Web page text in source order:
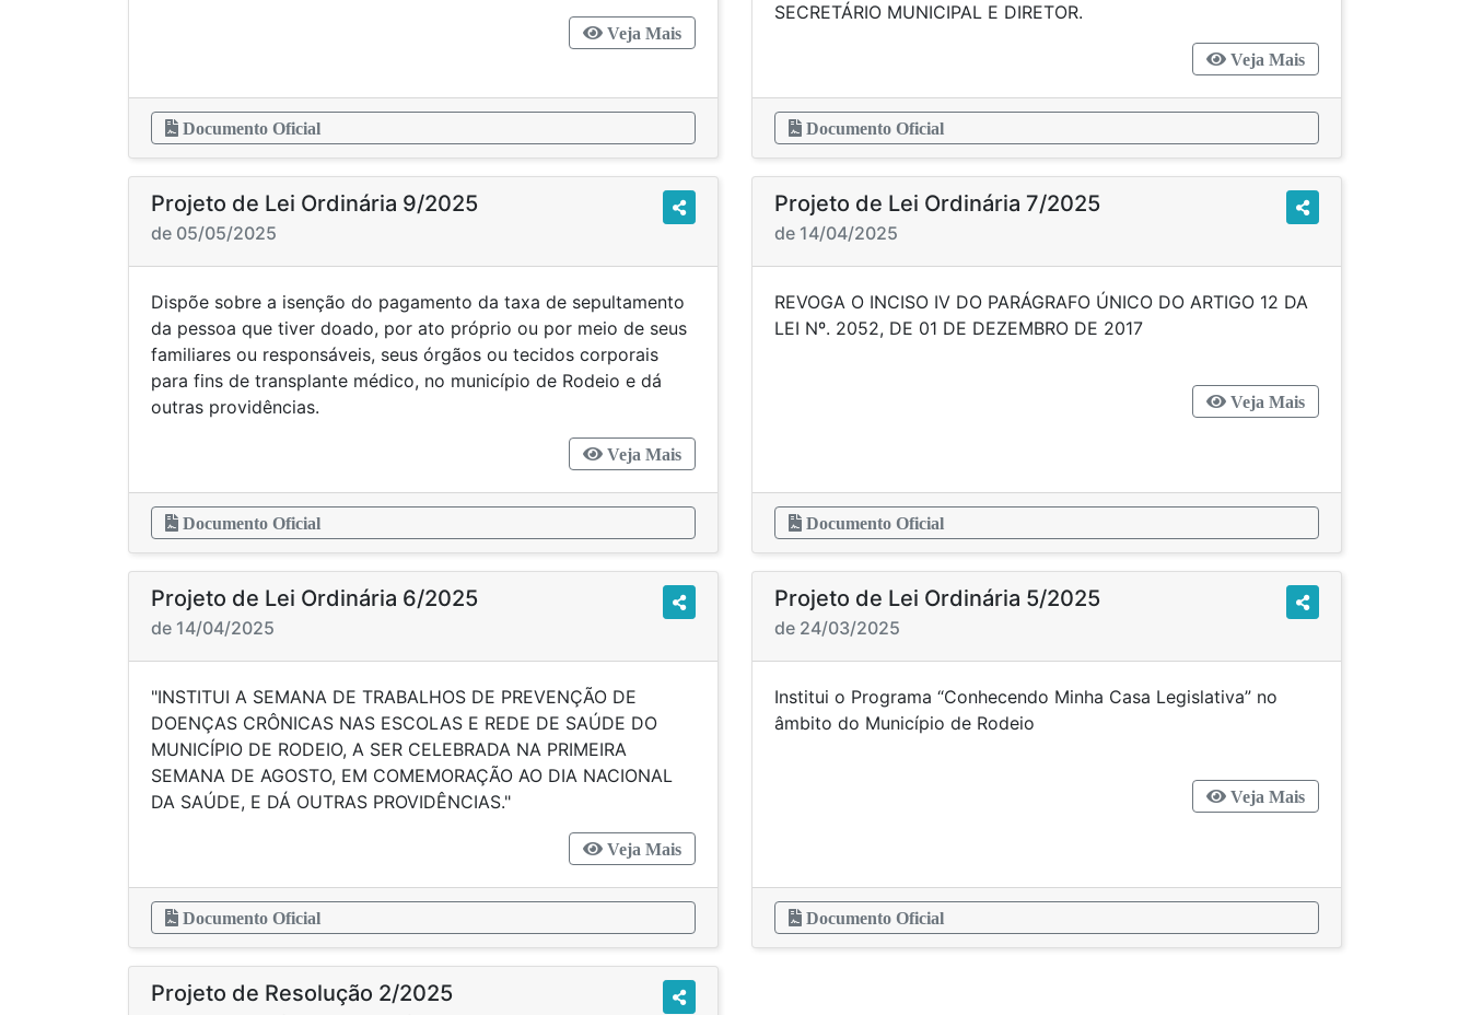
Veja Mais
Documento Oficial
SECRETÁRIO MUNICIPAL E DIRETOR.
Veja Mais
Documento Oficial
Projeto de Lei Ordinária 9/2025
de 05/05/2025
Dispõe sobre a isenção do pagamento da taxa de sepultamento
da pessoa que tiver doado, por ato próprio ou por meio de seus
familiares ou responsáveis, seus órgãos ou tecidos corporais
para fins de transplante médico, no município de Rodeio e dá
outras providências.
Veja Mais
Documento Oficial
Projeto de Lei Ordinária 7/2025
de 14/04/2025
REVOGA O INCISO IV DO PARÁGRAFO ÚNICO DO ARTIGO 12 DA
LEI Nº. 2052, DE 01 DE DEZEMBRO DE 2017
Veja Mais
Documento Oficial
Projeto de Lei Ordinária 6/2025
de 14/04/2025
"INSTITUI A SEMANA DE TRABALHOS DE PREVENÇÃO DE
DOENÇAS CRÔNICAS NAS ESCOLAS E REDE DE SAÚDE DO
MUNICÍPIO DE RODEIO, A SER CELEBRADA NA PRIMEIRA
SEMANA DE AGOSTO, EM COMEMORAÇÃO AO DIA NACIONAL
DA SAÚDE, E DÁ OUTRAS PROVIDÊNCIAS."
Veja Mais
Documento Oficial
Projeto de Lei Ordinária 5/2025
de 24/03/2025
Institui o Programa “Conhecendo Minha Casa Legislativa” no
âmbito do Município de Rodeio
Veja Mais
Documento Oficial
Projeto de Resolução 2/2025